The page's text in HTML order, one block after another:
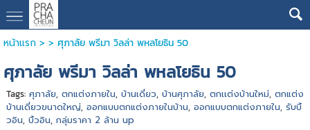
หน้าแรก> > ศุภาลัย พรีมา วิลล่า พหลโยธิน 50
ศุภาลัย พรีมา วิลล่า พหลโยธิน 50
Tags: ศุภาลัย, ตกแต่งภายใน, บ้านเดี่ยว, บ้านศุภาลัย, ตกเเต่งบ้านใหม่, ตกแต่ง
บ้านเดี่ยวขนาดใหญ่, ออกแบบตกแต่งภายในบ้าน, ออกแบบตกแต่งภายใน, รับบิ้
วอิน, บิ้วอิน, กลุ่มราคา 2 ล้าน up